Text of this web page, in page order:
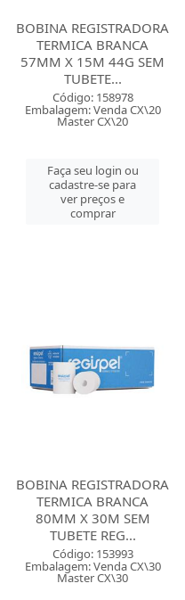
BOBINA REGISTRADORA
TERMICA BRANCA
57MM X 15M 44G SEM
TUBETE...
Código: 158978
Embalagem: Venda CX\20
Master CX\20
Faça seu login ou
cadastre-se para
ver preços e
comprar
BOBINA REGISTRADORA
TERMICA BRANCA
80MM X 30M SEM
TUBETE REG...
Código: 153993
Embalagem: Venda CX\30
Master CX\30